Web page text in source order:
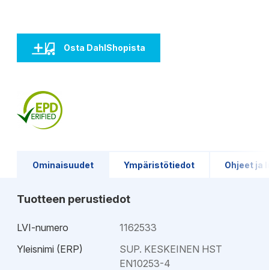
Osta DahlShopista
Ominaisuudet Ympäristötiedot Ohjeet ja
Tuotteen perustiedot
LVI-numero
1162533
Yleisnimi (ERP)
SUP. KESKEINEN HST
EN10253-4